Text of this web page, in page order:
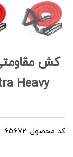
Heavy
کد محصول: 65672